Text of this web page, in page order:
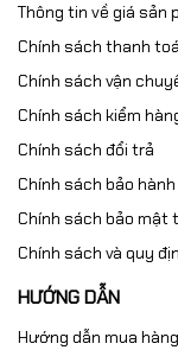
Thông tin về giá sản
Chính sách thanh
Chính sách vận
Chính sách kiểm
Chính sách đổi trả
Chính sách bảo hành
Chính sách bảo mật
Chính sách và quy
HƯỚNG DẪN
Hướng dẫn mua hàng